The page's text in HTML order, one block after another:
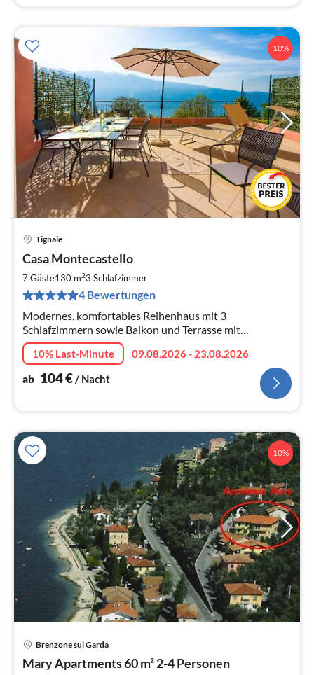
10%
Tignale
Casa Montecastello
7 Gäste130 m23 Schlafzimmer
4 Bewertungen
Modernes, komfortables Reihenhaus mit 3
Schlafzimmern sowie Balkon und Terrasse mit
traumhafter Seesicht auf der Sonnenterrasse des
Gardasees! Kinder und Hunde willkommen!
10% Last-Minute
09.08.2026 - 23.08.2026
ab 104€/ Nacht
10%
Brenzone sul Garda
Mary Apartments 60 m² 2-4 Personen